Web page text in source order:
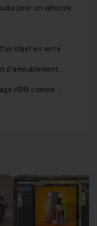
pour un véhicule
objet en verre
d'ameublement
HDRI comme
de Studio
formation
du Studio